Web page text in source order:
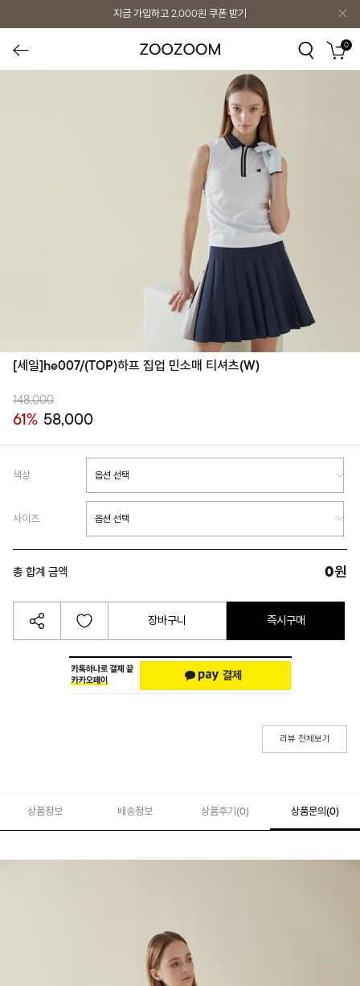
지금 가입하고 2,000원 쿠폰 받기
0
[세일]he007/(TOP)하프 집업 민소매 티셔츠(W)
148,000
61% 58,000
색상
사이즈
총 합계 금액 0원
장바구니 즉시구매
리뷰 전체보기
상품정보 배송정보 상품후기(0) 상품문의 (0)